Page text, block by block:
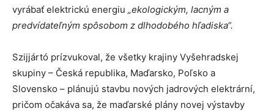
vyrábať elektrickú energiu „ekologickým, lacným a
predvídateľným spôsobom z dlhodobého hľadiska“.
Szijjártó prízvukoval, že všetky krajiny Vyšehradskej
skupiny – Česká republika, Maďarsko, Poľsko a
Slovensko – plánujú stavbu nových jadrových elektrární,
pričom očakáva sa, že maďarské plány novej výstavby